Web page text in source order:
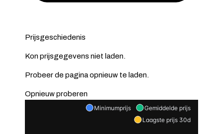
Prijsgeschiedenis
Kon prijsgegevens niet laden.
Probeer de pagina opnieuw te laden.
Opnieuw proberen
Minimumprijs
Gemiddelde prijs
Laagste prijs 30d